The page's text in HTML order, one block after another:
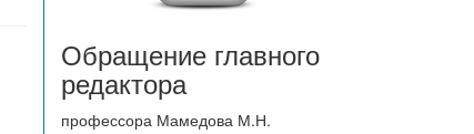
Обращение главного
редактора
профессора Мамедова М.Н.